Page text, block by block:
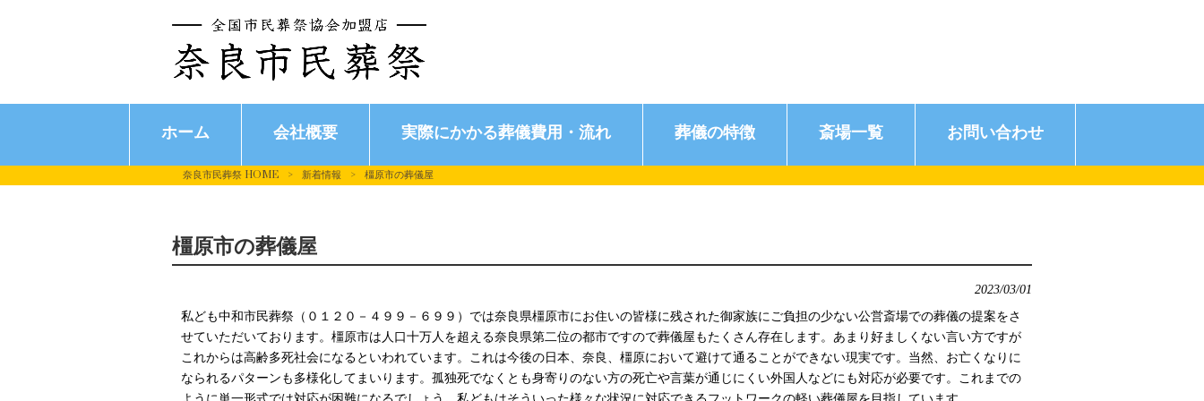
ホーム 会社概要 実際にかかる葬儀費用・流れ 葬儀の特徴 斎場一覧 お問い合わせ
奈良市民葬祭 HOME > 新着情報 > 橿原市の葬儀屋
橿原市の葬儀屋
2023/03/01
私ども中和市民葬祭（０１２０－４９９－６９９）では奈良県橿原市にお住いの皆様に残された御家族にご負担の少ない公営斎場での葬儀の提案をさ
せていただいております。橿原市は人口十万人を超える奈良県第二位の都市ですので葬儀屋もたくさん存在します。あまり好ましくない言い方ですが
これからは高齢多死社会になるといわれています。これは今後の日本、奈良、橿原において避けて通ることができない現実です。当然、お亡くなりに
なられるパターンも多様化してまいります。孤独死でなくとも身寄りのない方の死亡や言葉が通じにくい外国人などにも対応が必要です。これまでの